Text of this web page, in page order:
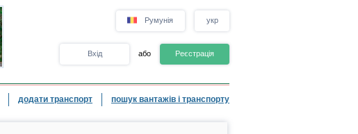
Румунія укр
Вхід або Реєстрація
додати транспорт пошук вантажів і транспорту